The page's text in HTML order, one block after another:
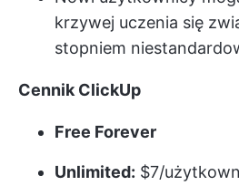
krzywej uczenia się
stopniem
Cennik ClickUp
Free Forever
Unlimited: $7/